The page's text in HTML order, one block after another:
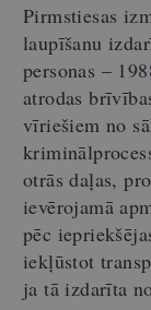
Pirmstiesas
laupīšanu
personas –
atrodas
vīriešiem no
otrās daļas,
ievērojamā
pēc
iekļūstot
ja tā izdarīta